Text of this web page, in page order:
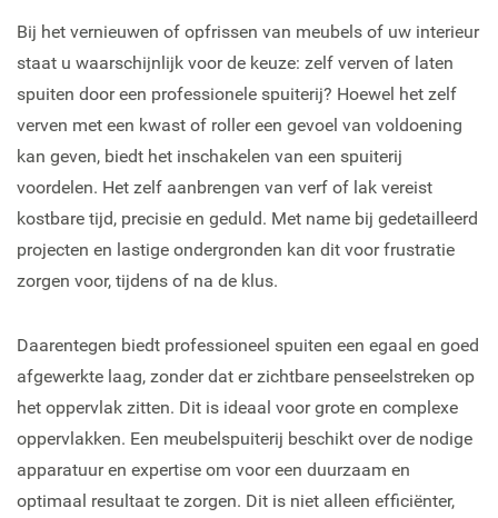
Bij het vernieuwen of opfrissen van meubels of uw interieur
staat u waarschijnlijk voor de keuze: zelf verven of laten
spuiten door een professionele spuiterij? Hoewel het zelf
verven met een kwast of roller een gevoel van voldoening
kan geven, biedt het inschakelen van een spuiterij
voordelen. Het zelf aanbrengen van verf of lak vereist
kostbare tijd, precisie en geduld. Met name bij gedetailleerd
projecten en lastige ondergronden kan dit voor frustratie
zorgen voor, tijdens of na de klus.
Daarentegen biedt professioneel spuiten een egaal en goed
afgewerkte laag, zonder dat er zichtbare penseelstreken op
het oppervlak zitten. Dit is ideaal voor grote en complexe
oppervlakken. Een meubelspuiterij beschikt over de nodige
apparatuur en expertise om voor een duurzaam en
optimaal resultaat te zorgen. Dit is niet alleen efficiënter,